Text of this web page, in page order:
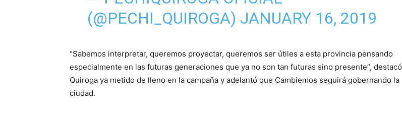
(@PECHI_QUIROGA) JANUARY 16, 2019
“Sabemos interpretar, queremos proyectar, queremos ser útiles a esta provincia pensando
especialmente en las futuras generaciones que ya no son tan futuras sino presente”, destacó
Quiroga ya metido de lleno en la campaña y adelantó que Cambiemos seguirá gobernando la
ciudad.